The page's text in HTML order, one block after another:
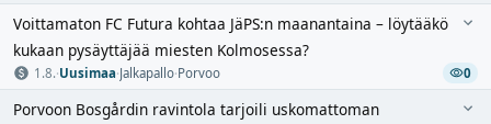
Voittamaton FC Futura kohtaa JäPS:n maanantaina – löytääkö
kukaan pysäyttäjää miesten Kolmosessa?
1.8.·Uusimaa·Jalkapallo·Porvoo 0
Porvoon Bosgårdin ravintola tarjoili uskomattoman